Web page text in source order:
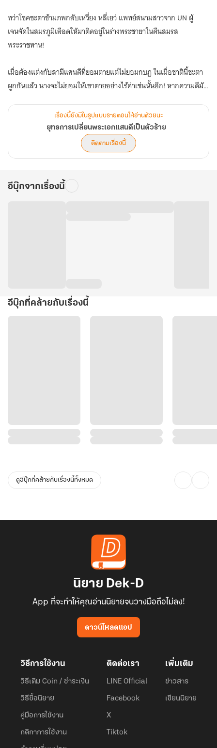
ทว่าโชคชะตาข้ามภพกลับเหวี่ยง หลี่เยว่ แพทย์สนามสาวจาก UN ผู้
เจนจัดในสมรภูมิเลือดให้มาติดอยู่ในร่างพระชายาในคืนสมรส
พระราชทาน!
เมื่อต้องแต่งกับสามีแสนดีที่ยอมตายแต่ไม่ยอมกบฏ ในเมื่อชาตินี้ชะตา
ผูกกันแล้ว นางจะไม่ยอมให้เขาตายอย่างไร้ค่าเช่นนั้นอีก! หากความดีมัน
เป็น ‘ตัวร้าย’ ที่ทั้งใต้หล้าต้องยอมสยบ!
3 เล่มจบนะคะ ขอฝากลูกสาวคนใหม่ด้วย
เรื่องนี้ยังมีในรูปแบบรายตอนให้อ่านด้วยนะ
ยุทธการเปลี่ยนพระเอกแสนดีเป็นตัวร้าย
ติดตามเรื่องนี้
อีบุ๊กจากเรื่องนี้
อีบุ๊กที่คล้ายกับเรื่องนี้
ดูอีบุ๊กที่คล้ายกับเรื่องนี้ทั้งหมด
นิยาย Dek-D
App ที่จะทำให้คุณอ่านนิยายจนวางมือถือไม่ลง!
ดาวน์โหลดแอป
วิธีการใช้งาน
วิธีเติม Coin / ชำระเงิน
วิธีซื้อนิยาย
คู่มือการใช้งาน
กติกาการใช้งาน
ติดต่อเรา
LINE Official
Facebook
X
Tiktok
เพิ่มเติม
ข่าวสาร
เขียนนิยาย